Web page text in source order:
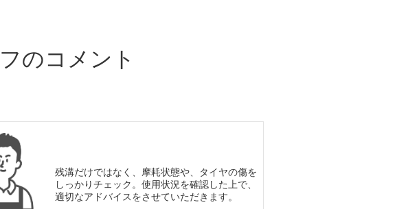
のコメント
残溝だけではなく、摩耗状態や、タイヤの傷を
しっかりチェック。使用状況を確認した上で、
適切なアドバイスをさせていただきます。